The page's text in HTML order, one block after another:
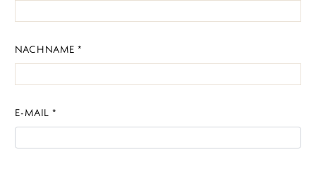
NACHNAME *
E-MAIL *